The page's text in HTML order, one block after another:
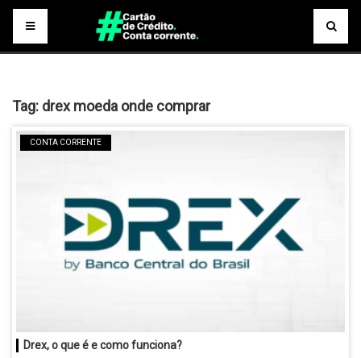
Tag: drex moeda onde comprar
CONTA CORRENTE
Drex, o que é e como funciona?